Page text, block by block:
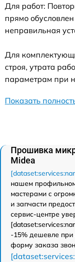
Для работ:
прямо
неправильная
Для
строя, утрата
параметрам при
Показать
Прошивка
Midea
нашем
мастерами с
и запчасти
сервис-центре
-15% дешевле при
форму заказа